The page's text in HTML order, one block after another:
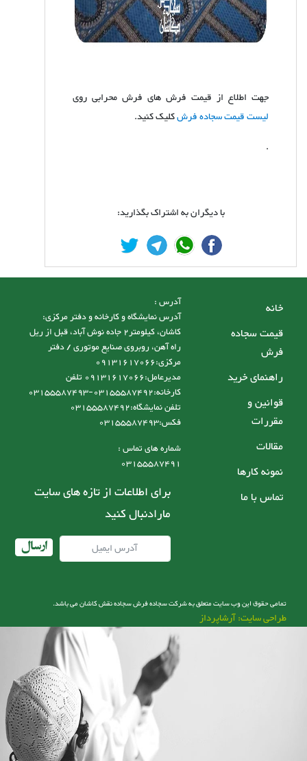
جهت اطلاع از قیمت فرش های فرش محرابی روی
لیست قیمت سجاده فرشکلیک کنید.
.
با دیگران به اشتراک بگذارید:
خانه
قیمت سجاده
فرش
راهنمای خرید
قوانین و
مقررات
مقالات
نمونه کارها
تماس با ما
آدرس :
آدرس نمایشگاه و کارخانه و دفتر مرکزی:
کاشان، کیلومتر2 جاده نوش آباد، قبل از ریل
راه آهن، روبروی صنایع موتوری / دفتر
مرکزی:09131617066
مدیرعامل:09131617066 تلفن
کارخانه:03155587492-03155587493
تلفن نمایشگاه:03155587492
فکس:03155587493
شماره های تماس :
03155587491
برای اطلاعات از تازه های سایت
مارادنبال کنید
ارسال
تمامی حقوق این وب سایت متعلق به شرکت سجاده فرش سجاده نقش کاشان می باشد.
طراحی سایت: آرشاپرداز